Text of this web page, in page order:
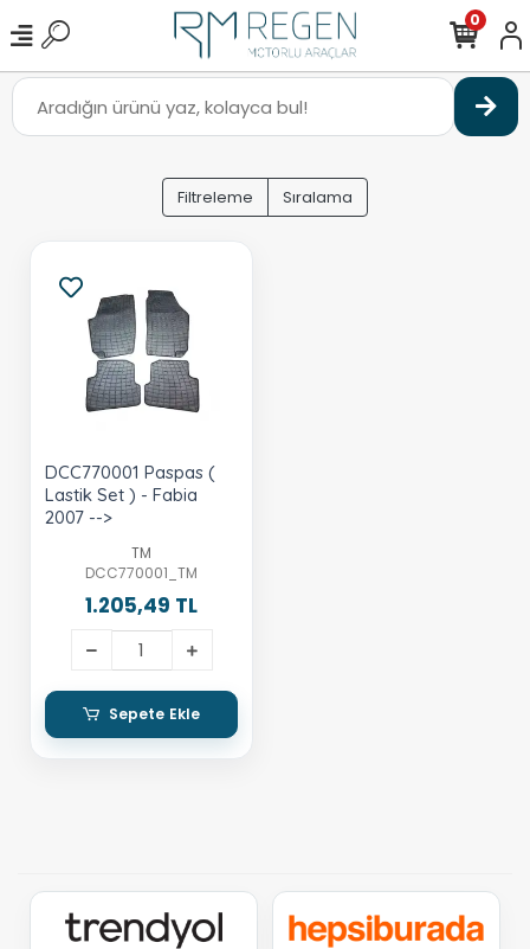
0
Filtreleme Sıralama
DCC770001 Paspas (
Lastik Set ) - Fabia
2007 -->
TM
DCC770001_TM
1.205,49 TL
Sepete Ekle